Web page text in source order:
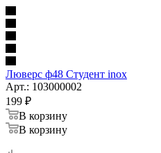
Люверс ф48 Студент inox
Арт.: 103000002
199 ₽
В корзину
В корзину